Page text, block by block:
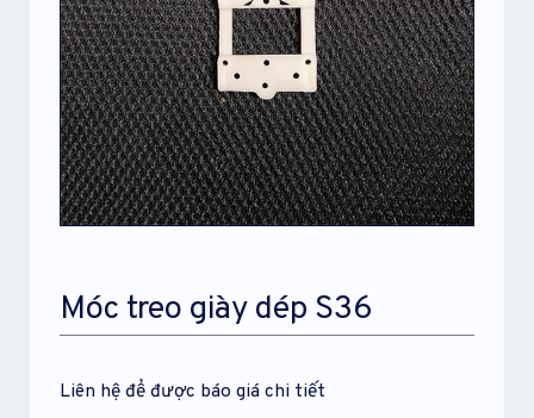
Móc treo giày dép S36
Liên hệ để được báo giá chi tiết